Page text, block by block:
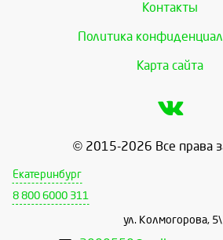
Контакты
Политика
Карта сайта
© 2015-2026 Все права
Екатеринбург
8 800 6000 311
ул. Колмогорова,